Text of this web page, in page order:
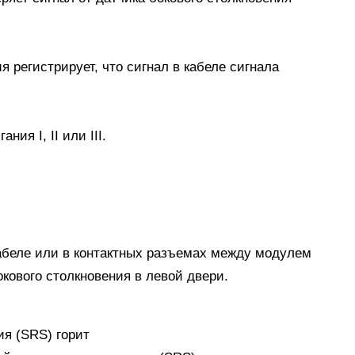
что сигнал в кабеле сигнала
I, II или III.
или в контактных разъемах между модулем
столкновения в левой двери.
(SRS) горит